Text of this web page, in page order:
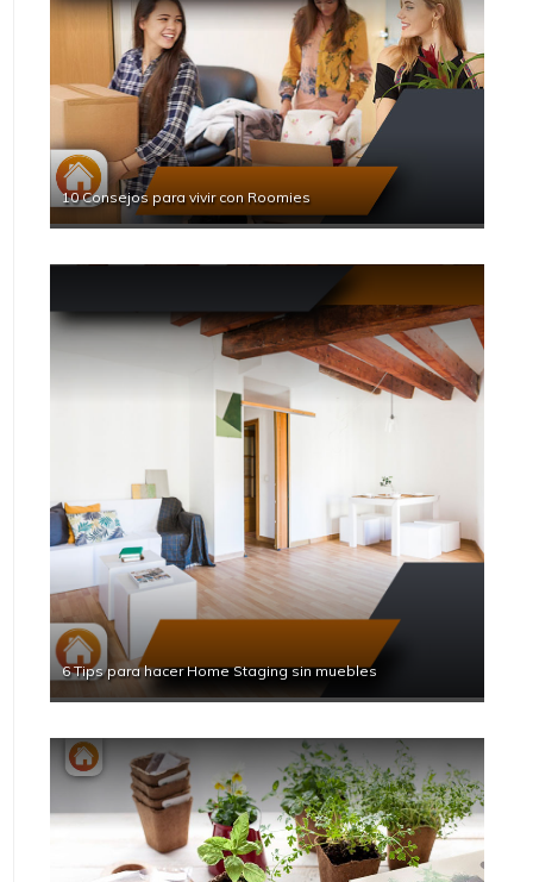
10 Consejos para vivir con Roomies
6 Tips para hacer Home Staging sin muebles